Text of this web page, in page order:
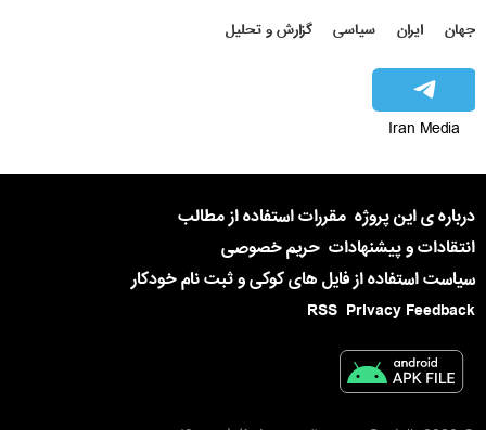
جهان ایران سیاسی گزارش و تحلیل
Iran Media
درباره ی این پروژه مقررات استفاده از مطالب
انتقادات و پیشنهادات حریم خصوصی
سیاست استفاده از فایل های کوکی و ثبت نام خودکار
Privacy Feedback
RSS